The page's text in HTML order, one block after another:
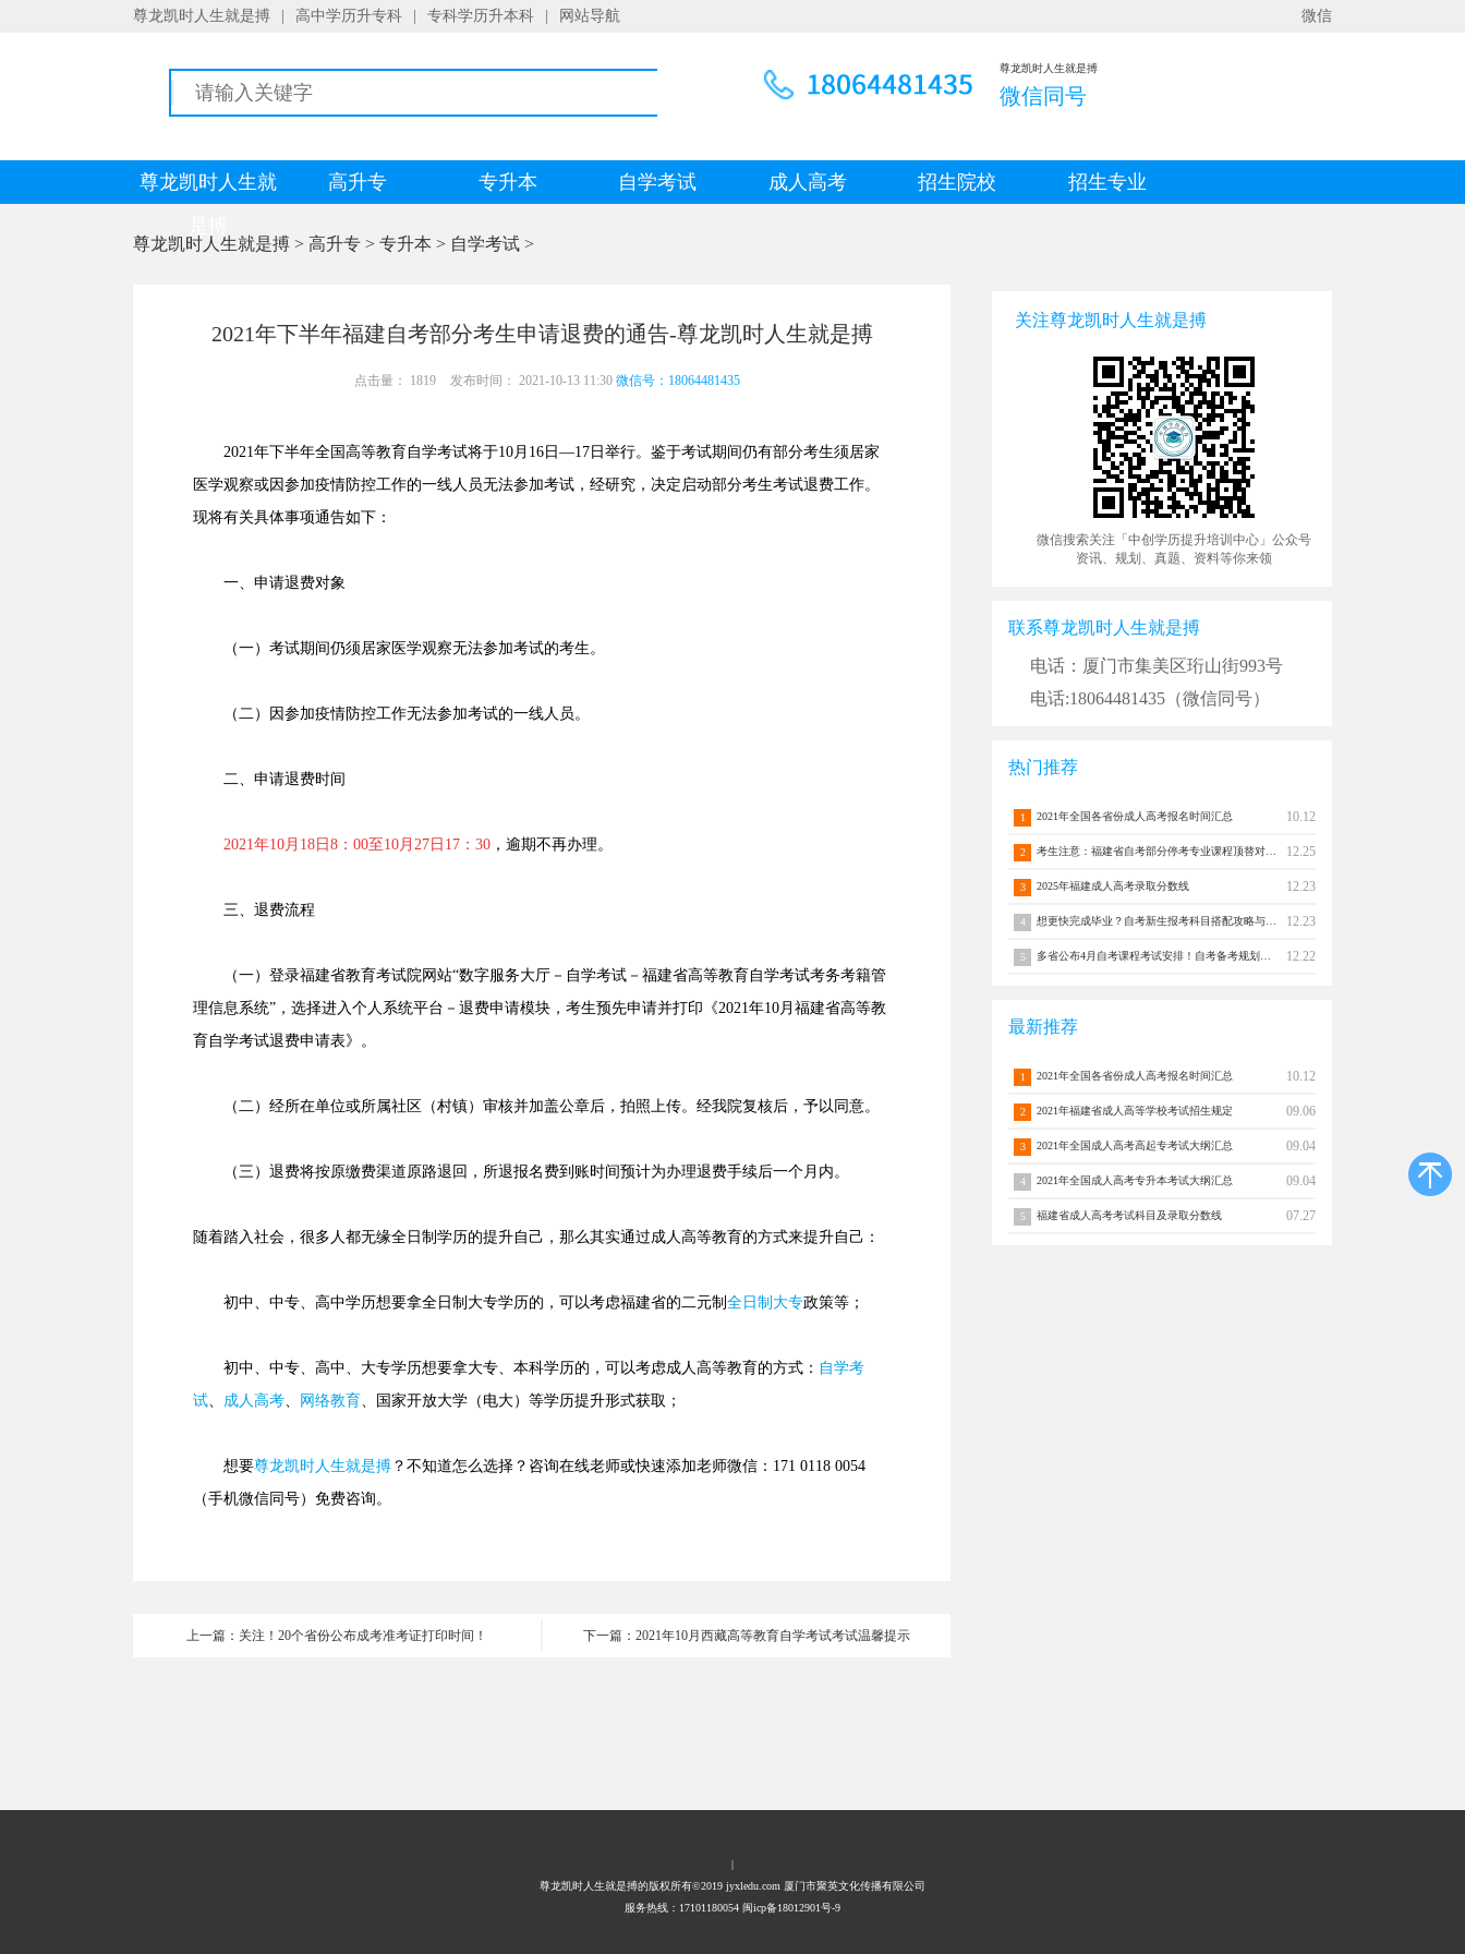
尊龙凯时人生就是搏 高中学历升专科 专科学历升本科 网站导航 微信
尊龙凯时人生就是搏
微信同号
尊龙凯时人生就
高升专 专升本 自学考试 成人高考 招生院校 招生专业
尊龙凯时人生就是搏 > 高升专 > 专升本 > 自学考试 >
2021年下半年福建自考部分考生申请退费的通告-尊龙凯时人生就是搏
点击量： 1819 发布时间： 2021-10-13 11:30 微信号：18064481435
2021年下半年全国高等教育自学考试将于10月16日—17日举行。鉴于考试期间仍有部分考生须居家
医学观察或因参加疫情防控工作的一线人员无法参加考试，经研究，决定启动部分考生考试退费工作。
现将有关具体事项通告如下：
一、申请退费对象
（一）考试期间仍须居家医学观察无法参加考试的考生。
（二）因参加疫情防控工作无法参加考试的一线人员。
二、申请退费时间
2021年10月18日8：00至10月27日17：30 ，逾期不再办理。
三、退费流程
（一）登录福建省教育考试院网站“数字服务大厅－自学考试－福建省高等教育自学考试考务考籍管
理信息系统”，选择进入个人系统平台－退费申请模块，考生预先申请并打印《2021年10月福建省高等教
育自学考试退费申请表》。
（二）经所在单位或所属社区（村镇）审核并加盖公章后，拍照上传。经我院复核后，予以同意。
（三）退费将按原缴费渠道原路退回，所退报名费到账时间预计为办理退费手续后一个月内。
随着踏入社会，很多人都无缘全日制学历的提升自己，那么其实通过成人高等教育的方式来提升自己：
初中、中专、高中学历想要拿全日制大专学历的，可以考虑福建省的二元制 全日制大专政策等；
初中、中专、高中、大专学历想要拿大专、本科学历的，可以考虑成人高等教育的方式： 自学考
试、 成人高考、 网络教育、国家开放大学（电大）等学历提升形式获取；
想要尊龙凯时人生就是搏 ？不知道怎么选择？咨询在线老师或快速添加老师微信：171 0118 0054
（手机微信同号）免费咨询。
上一篇：关注！20个省份公布成考准考证打印时间！ 下一篇：2021年10月西藏高等教育自学考试考试温馨提示
关注尊龙凯时人生就是搏
微信搜索关注「中创学历提升培训中心」公众号
资讯、规划、真题、资料等你来领
联系尊龙凯时人生就是搏
电话：厦门市集美区珩山街993号
电话:18064481435（微信同号）
热门推荐
1 2021年全国各省份成人高考报名时间汇总 10.12
2 12.25
3 2025年福建成人高考录取分数线 12.23
4 12.23
5 12.22
最新推荐
1 2021年全国各省份成人高考报名时间汇总 10.12
2 2021年福建省成人高等学校考试招生规定 09.06
3 2021年全国成人高考高起专考试大纲汇总 09.04
4 2021年全国成人高考专升本考试大纲汇总 09.04
5 福建省成人高考考试科目及录取分数线 07.27
|
尊龙凯时人生就是搏的版权所有©2019 jyxledu.com 厦门市聚英文化传播有限公司
服务热线：17101180054 闽icp备18012901号-9